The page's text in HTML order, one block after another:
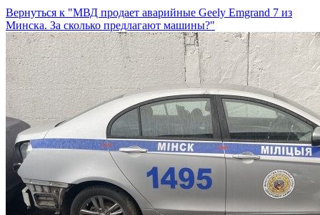
Вернуться к "МВД продает аварийные Geely Emgrand 7 из
Минска. За сколько предлагают машины?"